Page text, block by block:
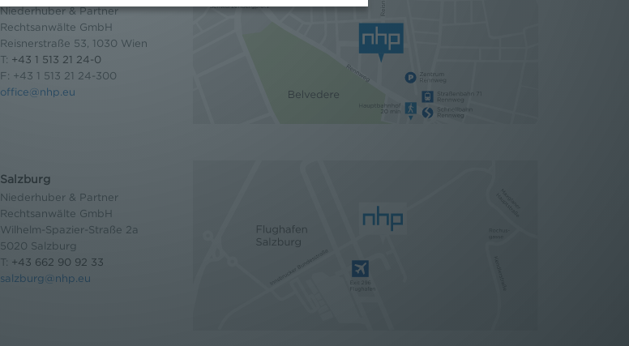
Niederhuber & Partner
Rechtsanwälte GmbH
Reisnerstraße 53, 1030 Wien
T: +43 1 513 21 24-0
F: +43 1 513 21 24-300
office@nhp.eu
Salzburg
Niederhuber & Partner
Rechtsanwälte GmbH
Wilhelm-Spazier-Straße 2a
5020 Salzburg
T: +43 662 90 92 33
salzburg@nhp.eu